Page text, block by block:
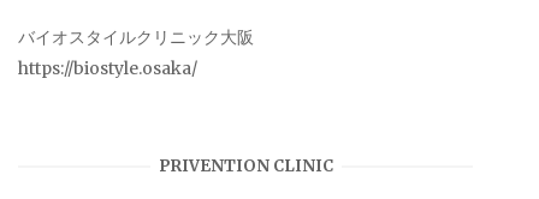
バイオスタイルクリニック大阪
https://biostyle.osaka/
PRIVENTION CLINIC